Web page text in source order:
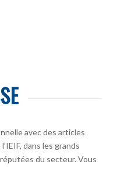
avec des articles
dans les grands
du secteur. Vous